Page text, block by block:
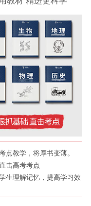
点教学，将厚书变薄。
击高考考点
生理解记忆，提高学习效